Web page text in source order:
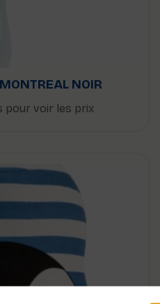
NOIR
pour voir les prix